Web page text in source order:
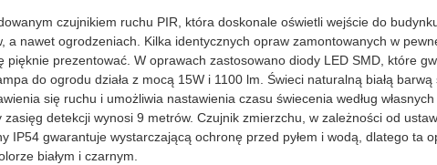
czujnikiem ruchu PIR, która doskonale oświetli wejście do
nawet ogrodzeniach. Kilka identycznych opraw zamontowanych w
prezentować. W oprawach zastosowano diody LED SMD, które
do ogrodu działa z mocą 15W i 1100 lm. Świeci naturalną białą
się ruchu i umożliwia nastawienia czasu świecenia według
detekcji wynosi 9 metrów. Czujnik zmierzchu, w zależności od
IP54 gwarantuje wystarczającą ochronę przed pyłem i wodą, dlatego ta
białym i czarnym.